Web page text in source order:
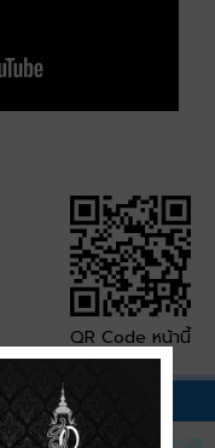
QR Code หน้านี้